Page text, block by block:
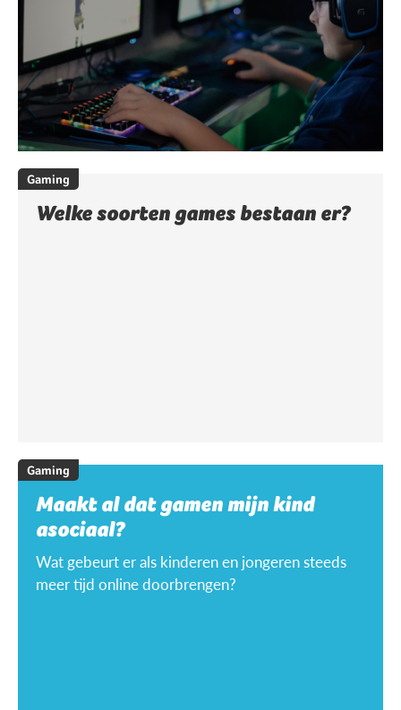
Gaming
Welke soorten games bestaan er?
Gaming
Maakt al dat gamen mijn kind
asociaal?
Wat gebeurt er als kinderen en jongeren steeds
meer tijd online doorbrengen?